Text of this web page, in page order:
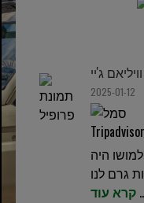
וויליאם ג'יי
2025-01-12
היה
גרם לנו
קרא עוד